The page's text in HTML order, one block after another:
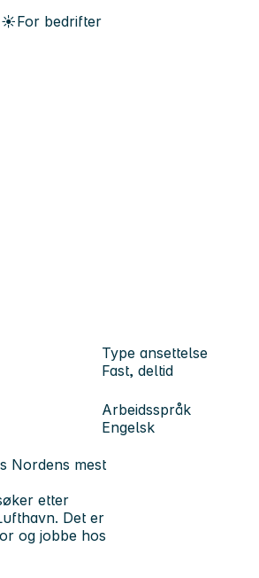
☀️For bedrifter
Type ansettelse
Fast, deltid
Arbeidsspråk
Engelsk
Nordens mest
etter
Det er
og jobbe hos